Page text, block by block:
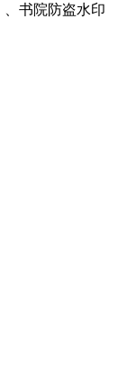
、书院防盗水印